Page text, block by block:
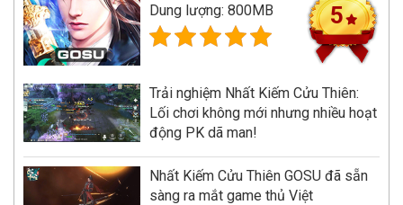
Dung lượng: 800MB
5
Trải nghiệm Nhất Kiếm Cửu Thiên:
Lối chơi không mới nhưng nhiều hoạt
động PK dã man!
Nhất Kiếm Cửu Thiên GOSU đã sẵn
sàng ra mắt game thủ Việt